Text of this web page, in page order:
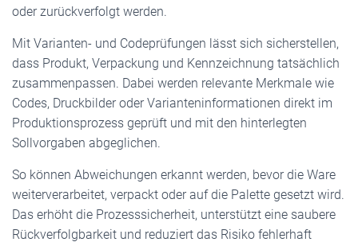
oder zurückverfolgt werden.
Mit Varianten- und Codeprüfungen lässt sich sicherstellen,
dass Produkt, Verpackung und Kennzeichnung tatsächlich
zusammenpassen. Dabei werden relevante Merkmale wie
Codes, Druckbilder oder Varianteninformationen direkt im
Produktionsprozess geprüft und mit den hinterlegten
Sollvorgaben abgeglichen.
So können Abweichungen erkannt werden, bevor die Ware
weiterverarbeitet, verpackt oder auf die Palette gesetzt wird.
Das erhöht die Prozesssicherheit, unterstützt eine saubere
Rückverfolgbarkeit und reduziert das Risiko fehlerhaft